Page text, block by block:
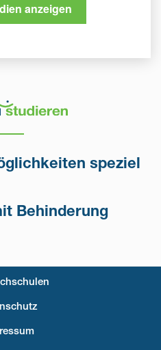
anzeigen
speziel
Behinderung